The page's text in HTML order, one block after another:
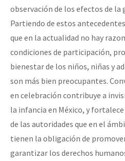
Otras secciones
Semillero Guerra contra la
la naturaleza bajo asedio)
Libros para descargar
Medios Libres
Eventos
Contacto
observación de los efectos de la
Partiendo de estos
que en la actualidad no hay
condiciones de participación,
bienestar de los niños, niñas y
son más bien preocupantes.
en celebración contribuye a
la infancia en México, y
de las autoridades que en el
tienen la obligación de
garantizar los derechos